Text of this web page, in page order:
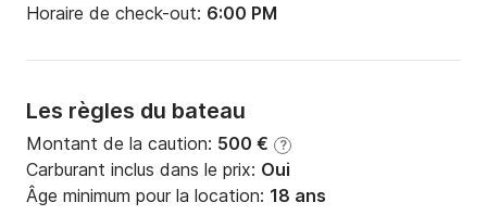
Horaire de check-out: 6:00 PM
Les règles du bateau
Montant de la caution: 500 € ?
Carburant inclus dans le prix: Oui
Âge minimum pour la location: 18 ans